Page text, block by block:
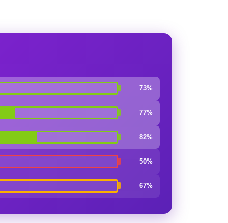
73%
77%
82%
50%
67%